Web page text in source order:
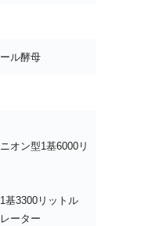
ル酵母
オン型1基6000リ
基3300リットル
ーター